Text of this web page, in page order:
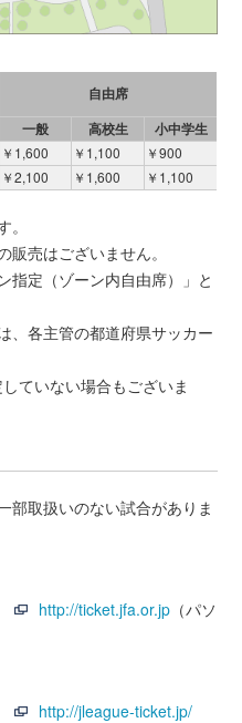
自由席
一般 高校生 小中学生
￥1,600 ￥1,100
￥900
￥2,100 ￥1,600 ￥1,100
売はございません。
指定（ゾーン内自由席）」と
、各主管の都道府県サッカー
ていない場合もございま
部取扱いのない試合がありま
http://ticket.jfa.or.jp （パソ
http://jleague-ticket.jp/